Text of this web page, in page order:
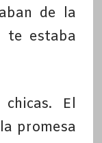
de la
te estaba
chicas. El
promesa